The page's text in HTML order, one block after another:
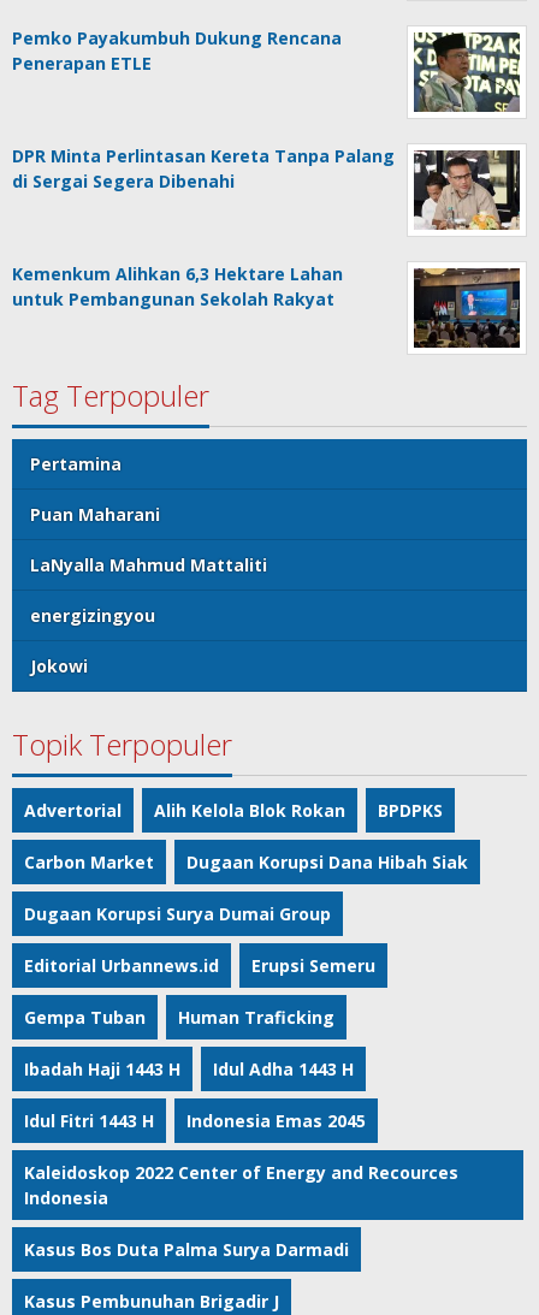
Pemko Payakumbuh Dukung Rencana
Penerapan ETLE
DPR Minta Perlintasan Kereta Tanpa Palang
di Sergai Segera Dibenahi
Kemenkum Alihkan 6,3 Hektare Lahan
untuk Pembangunan Sekolah Rakyat
Tag Terpopuler
Pertamina
Puan Maharani
LaNyalla Mahmud Mattaliti
energizingyou
Jokowi
Topik Terpopuler
Advertorial Alih Kelola Blok Rokan BPDPKS
Carbon Market Dugaan Korupsi Dana Hibah Siak
Dugaan Korupsi Surya Dumai Group
Editorial Urbannews.id Erupsi Semeru
Gempa Tuban Human Traficking
Ibadah Haji 1443 H Idul Adha 1443 H
Idul Fitri 1443 H Indonesia Emas 2045
Kaleidoskop 2022 Center of Energy and Recources
Indonesia
Kasus Bos Duta Palma Surya Darmadi
Kasus Pembunuhan Brigadir J